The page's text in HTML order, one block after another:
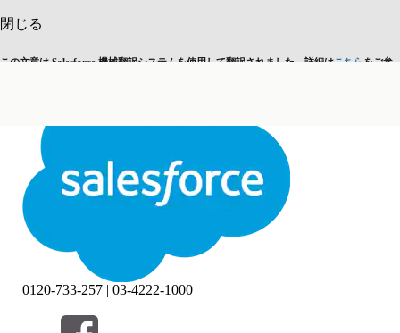
閉じる
この文章は Salesforce 機械翻訳システムを使用して翻訳されました。詳細はこちら をご参
閉じる 閉じる
0120-733-257 | 03-4222-1000